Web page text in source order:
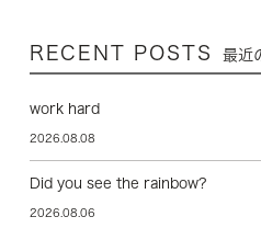
RECENT POSTS 最近
work hard
2026.08.08
Did you see the rainbow?
2026.08.06